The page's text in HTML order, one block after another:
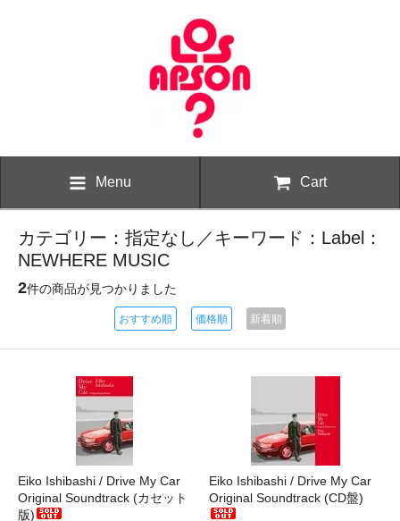
Menu Cart
カテゴリー：指定なし／キーワード：Label：
NEWHERE MUSIC
2件の商品が見つかりました
おすすめ順 価格順 新着順
Eiko Ishibashi / Drive My Car
Original Soundtrack (カセット
版)
Eiko Ishibashi / Drive My Car
Original Soundtrack (CD盤)